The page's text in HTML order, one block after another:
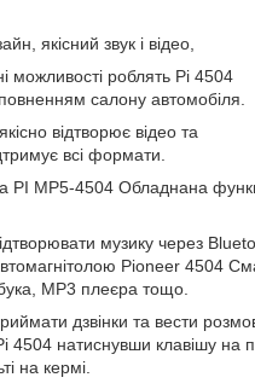
якісний звук і відео,
можливості роблять Pi 4504
салону автомобіля.
відтворює відео та
всі формати.
PI MP5-4504 Обладнана
музику через
Pioneer 4504
MP3 плеєра тощо.
дзвінки та вести
4504 натиснувши клавішу на
на кермі.